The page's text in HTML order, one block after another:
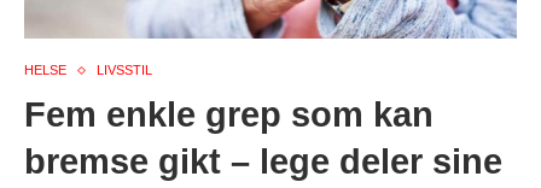
HELSE LIVSSTIL
Fem enkle grep som kan
bremse gikt – lege deler sine